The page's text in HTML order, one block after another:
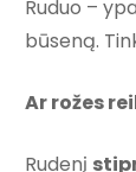
Ruduo –
būseną.
Ar rožes
Rudenį